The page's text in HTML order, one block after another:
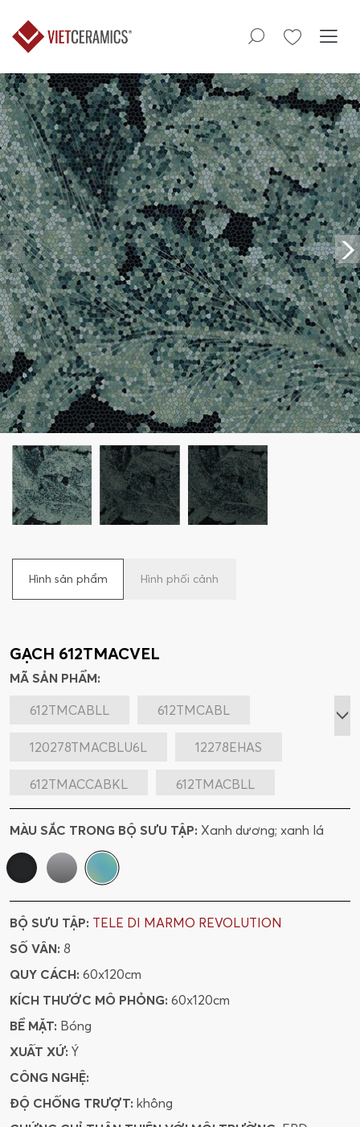
Hình sản phẩm Hình phối cảnh
GẠCH 612TMACVEL
MÃ SẢN PHẨM:
612TMCABLL
612TMCABL
120278TMACBLU6L 12278EHAS
612TMACCABKL 612TMACBLL
612TMACVEL
MÀU SẮC TRONG BỘ SƯU TẬP: Xanh dương; xanh lá
BỘ SƯU TẬP: TELE DI MARMO REVOLUTION
SỐ VÂN: 8
QUY CÁCH: 60x120cm
KÍCH THƯỚC MÔ PHỎNG: 60x120cm
BỀ MẶT: Bóng
XUẤT XỨ: Ý
CÔNG NGHỆ:
ĐỘ CHỐNG TRƯỢT: không